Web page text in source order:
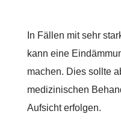
In Fällen mit sehr
kann eine
machen. Dies sollte
medizinischen
Aufsicht erfolgen.